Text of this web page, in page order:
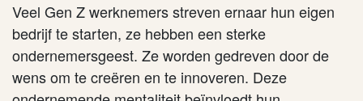
Veel Gen Z werknemers streven ernaar hun eigen
bedrijf te starten, ze hebben een sterke
ondernemersgeest. Ze worden gedreven door de
wens om te creëren en te innoveren. Deze